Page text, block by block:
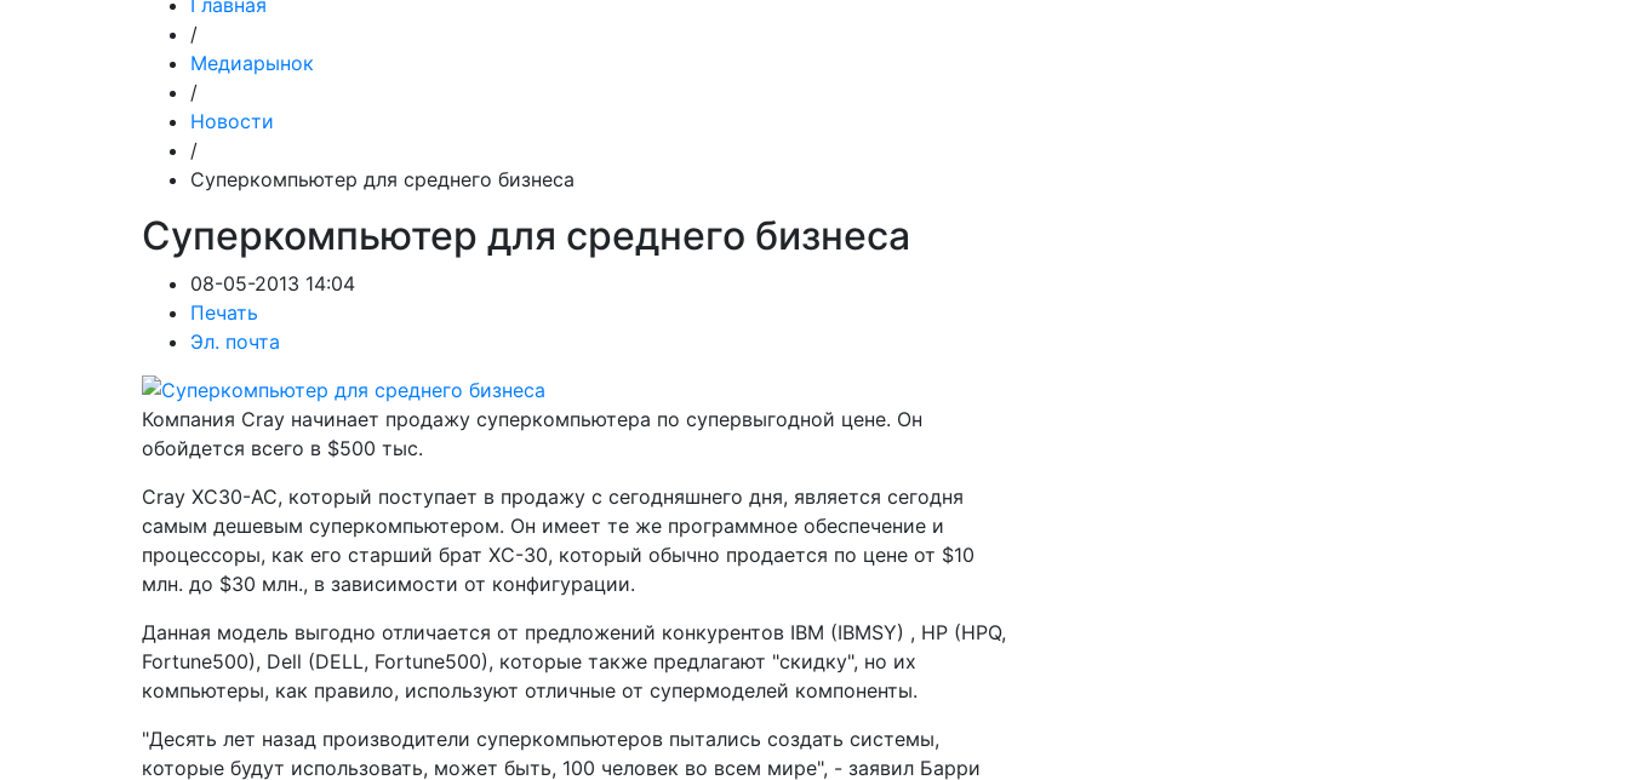
Главная
/
Медиарынок
/
Новости
/
Суперкомпьютер для среднего бизнеса
Суперкомпьютер для среднего бизнеса
08-05-2013 14:04
Печать
Эл. почта
Компания Cray начинает продажу суперкомпьютера по супервыгодной цене. Он
обойдется всего в $500 тыс.
Cray XC30-AC, который поступает в продажу с сегодняшнего дня, является сегодня
самым дешевым суперкомпьютером. Он имеет те же программное обеспечение и
процессоры, как его старший брат XC-30, который обычно продается по цене от $10
млн. до $30 млн., в зависимости от конфигурации.
Данная модель выгодно отличается от предложений конкурентов IBM (IBMSY) , HP (HPQ,
Fortune500), Dell (DELL, Fortune500), которые также предлагают "скидку", но их
компьютеры, как правило, используют отличные от супермоделей компоненты.
"Десять лет назад производители суперкомпьютеров пытались создать системы,
которые будут использовать, может быть, 100 человек во всем мире", - заявил Барри